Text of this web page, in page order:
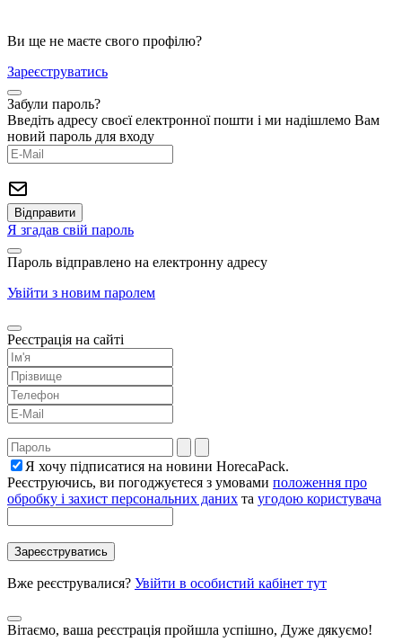
Ви ще не маєте свого профілю?
Зареєструватись
Забули пароль?
Введіть адресу своєї електронної пошти і ми надішлемо Вам
новий пароль для входу
Я згадав свій пароль
Пароль відправлено на електронну адресу
Увійти з новим паролем
Реєстрація на сайті
Я хочу підписатися на новини HorecaPack.
Реєструючись, ви погоджуєтеся з умовами положення про
обробку і захист персональних даних та угодою користувача
Вже реєструвалися? Увійти в особистий кабінет тут
Вітаємо, ваша реєстрація пройшла успішно, Дуже дякуємо!